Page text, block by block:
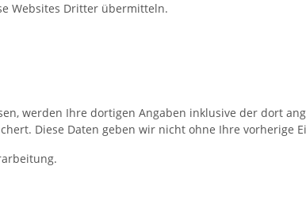
Websites Dritter übermitteln.
werden Ihre dortigen Angaben inklusive der dort
Diese Daten geben wir nicht ohne Ihre vorherige